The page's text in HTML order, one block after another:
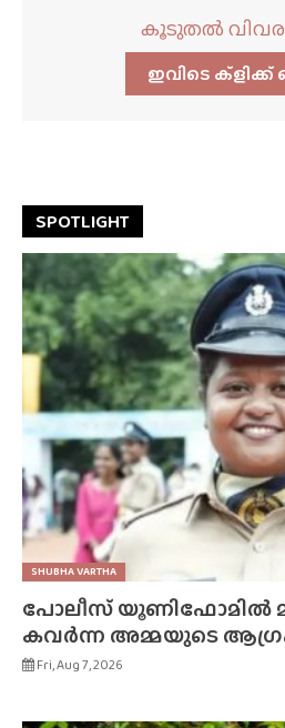
കൂടുതൽ
ഇവിടെ
SPOTLIGHT
SHUBHA VARTHA
പോലീസ് യൂണിഫോമിൽ
കവർന്ന അമ്മയുടെ
Fri, Aug 7, 2026